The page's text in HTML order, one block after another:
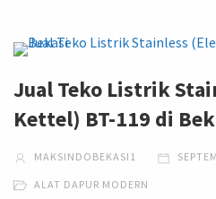
Jual Teko Listrik
Kettel) BT-119 di
MAKSINDOBEKASI1
ALAT DAPUR MODERN